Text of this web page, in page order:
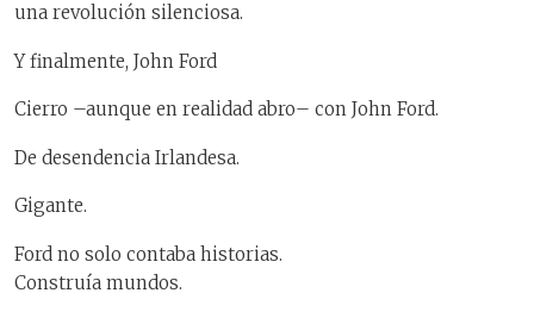
una revolución silenciosa.
Y finalmente, John Ford
Cierro –aunque en realidad abro– con John Ford.
De desendencia Irlandesa.
Gigante.
Ford no solo contaba historias.
Construía mundos.